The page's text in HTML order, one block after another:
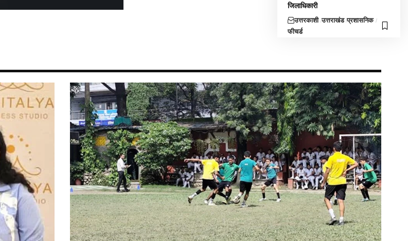
जिलाधिकारी
उत्तरकाशी उत्तराखंड प्रशासनिक
फीचर्ड